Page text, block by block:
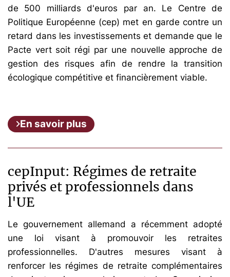
de 500 milliards d'euros par an. Le Centre de
Politique Européenne (cep) met en garde contre un
retard dans les investissements et demande que le
Pacte vert soit régi par une nouvelle approche de
gestion des risques afin de rendre la transition
écologique compétitive et financièrement viable.
En savoir plus
cepInput: Régimes de retraite
privés et professionnels dans
l'UE
Le gouvernement allemand a récemment adopté
une loi visant à promouvoir les retraites
professionnelles. D'autres mesures visant à
renforcer les régimes de retraite complémentaires